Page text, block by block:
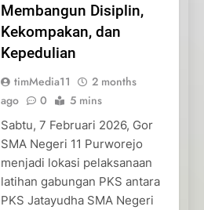
Membangun Disiplin,
Kekompakan, dan
Kepedulian
timMedia11
2 months
ago
0 5 mins
Sabtu, 7 Februari 2026, Gor
SMA Negeri 11 Purworejo
menjadi lokasi pelaksanaan
latihan gabungan PKS antara
PKS Jatayudha SMA Negeri